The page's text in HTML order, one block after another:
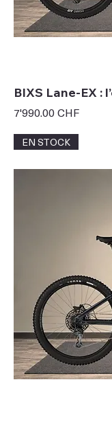
BIXS Lane-EX :
Prix
7'990.00 CHF
EN STOCK